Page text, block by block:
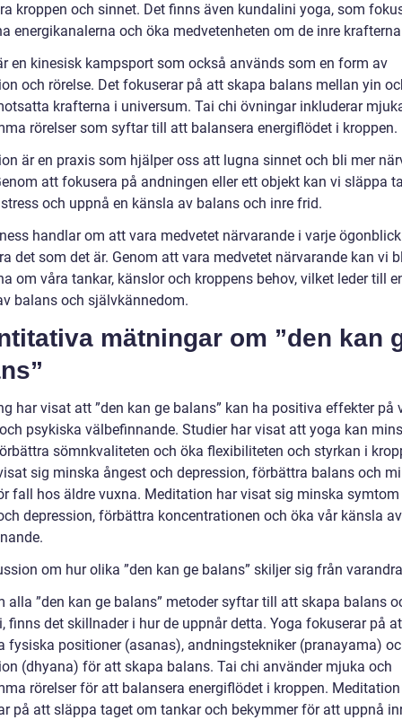
kroppen och sinnet. Det finns även kundalini yoga, som
energikanalerna och öka medvetenheten om de inre
en kinesisk kampsport som också används som en form av
och rörelse. Det fokuserar på att skapa balans mellan yin
krafterna i universum. Tai chi övningar inkluderar
rörelser som syftar till att balansera energiflödet i kroppen.
är en praxis som hjälper oss att lugna sinnet och bli mer
att fokusera på andningen eller ett objekt kan vi släppa
och uppnå en känsla av balans och inre frid.
handlar om att vara medvetet närvarande i varje
det som det är. Genom att vara medvetet närvarande kan vi
om våra tankar, känslor och kroppens behov, vilket leder till
balans och självkännedom.
mätningar om ”den kan
har visat att ”den kan ge balans” kan ha positiva effekter på
psykiska välbefinnande. Studier har visat att yoga kan
sömnkvaliteten och öka flexibiliteten och styrkan i
sig minska ångest och depression, förbättra balans och
fall hos äldre vuxna. Meditation har visat sig minska symtom
depression, förbättra koncentrationen och öka vår känsla av
om hur olika ”den kan ge balans” skiljer sig från varandra
alla ”den kan ge balans” metoder syftar till att skapa balans
finns det skillnader i hur de uppnår detta. Yoga fokuserar på
fysiska positioner (asanas), andningstekniker (pranayama)
(dhyana) för att skapa balans. Tai chi använder mjuka och
rörelser för att balansera energiflödet i kroppen. Meditation
på att släppa taget om tankar och bekymmer för att uppnå